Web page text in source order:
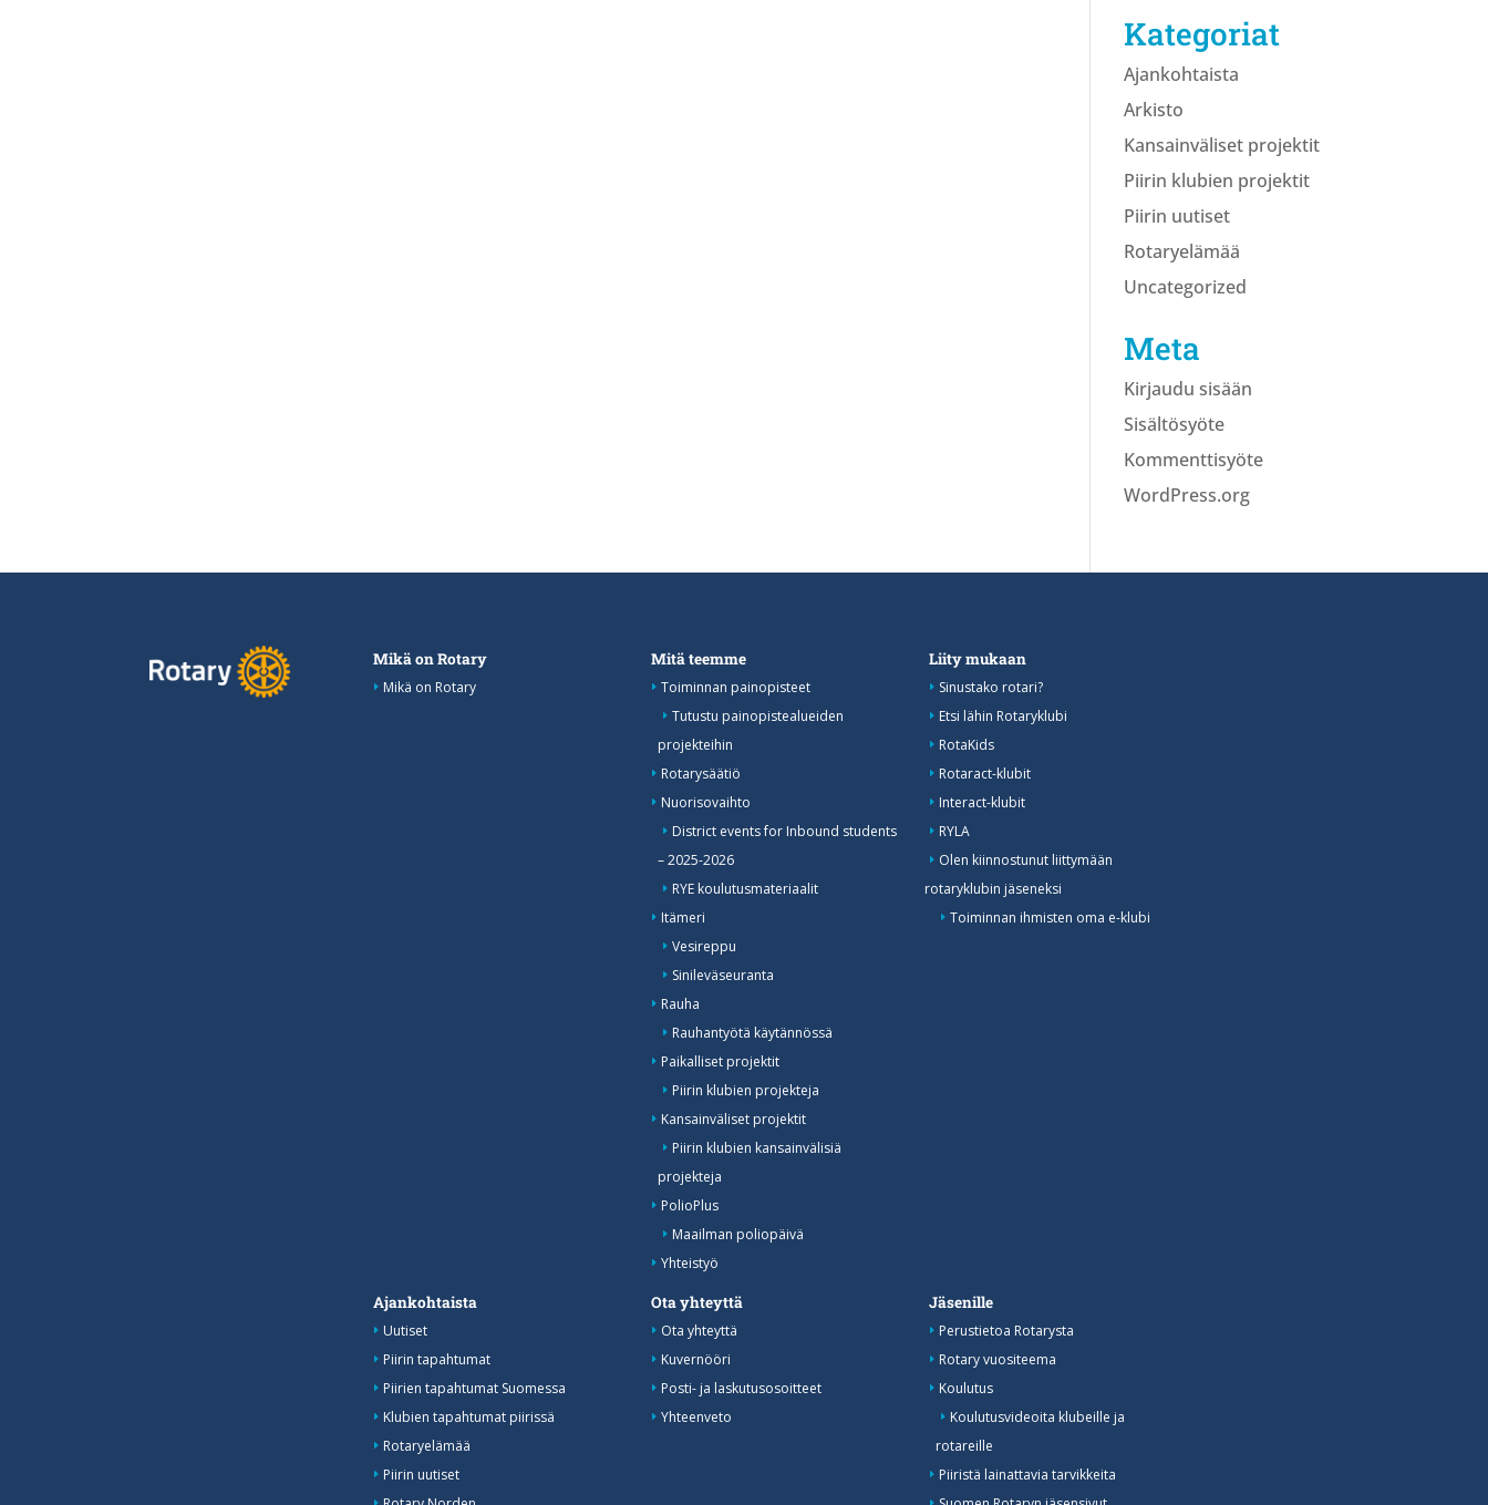
Kategoriat
Ajankohtaista
Arkisto
Kansainväliset projektit
Piirin klubien projektit
Piirin uutiset
Rotaryelämää
Uncategorized
Meta
Kirjaudu sisään
Sisältösyöte
Kommenttisyöte
WordPress.org
Mikä on Rotary
Mikä on Rotary
Mitä teemme
Toiminnan painopisteet
Tutustu painopistealueiden
projekteihin
Rotarysäätiö
Nuorisovaihto
District events for Inbound students
– 2025-2026
RYE koulutusmateriaalit
Itämeri
Vesireppu
Sinileväseuranta
Rauha
Rauhantyötä käytännössä
Paikalliset projektit
Piirin klubien projekteja
Kansainväliset projektit
Piirin klubien kansainvälisiä
projekteja
PolioPlus
Maailman poliopäivä
Yhteistyö
Liity mukaan
Sinustako rotari?
Etsi lähin Rotaryklubi
RotaKids
Rotaract-klubit
Interact-klubit
RYLA
Olen kiinnostunut liittymään
rotaryklubin jäseneksi
Toiminnan ihmisten oma e-klubi
Ajankohtaista
Uutiset
Piirin tapahtumat
Piirien tapahtumat Suomessa
Klubien tapahtumat piirissä
Rotaryelämää
Piirin uutiset
Ota yhteyttä
Ota yhteyttä
Kuvernööri
Posti- ja laskutusosoitteet
Yhteenveto
Jäsenille
Perustietoa Rotarysta
Rotary vuositeema
Koulutus
Koulutusvideoita klubeille ja
rotareille
Piiristä lainattavia tarvikkeita